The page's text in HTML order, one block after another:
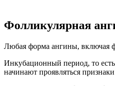
Фолликулярная
Любая форма ангины, включая
Инкубационный период, то
начинают проявляться